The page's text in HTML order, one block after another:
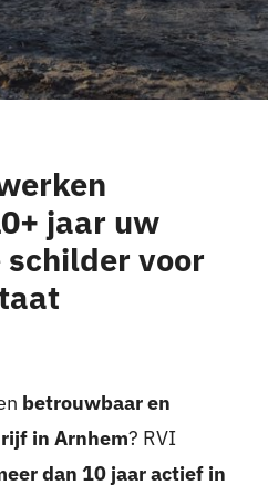
jaar uw
voor
betrouwbaar en
in Arnhem? RVI
dan 10 jaar actief in